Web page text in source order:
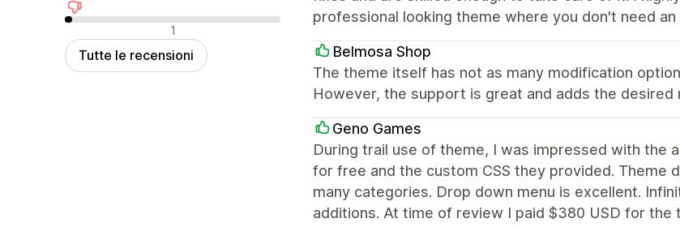
Recensioni negative
1
Tutte le recensioni
professional looking theme where you don't need
Belmosa Shop
The theme itself has not as many modification
However, the support is great and adds the
Geno Games
During trail use of theme, I was impressed with the
for free and the custom CSS they provided. Theme
many categories. Drop down menu is excellent.
additions. At time of review I paid $380 USD for the